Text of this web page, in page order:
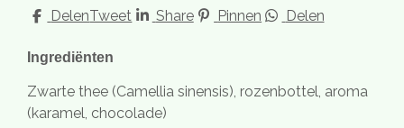
DelenTweet Share Pinnen Delen
Ingrediënten
Zwarte thee (Camellia sinensis), rozenbottel, aroma
(karamel, chocolade)